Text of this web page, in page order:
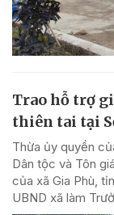
Trao hỗ trợ
thiên tai tại
Thừa ủy quyền
Dân tộc và Tôn
của xã Gia Phù,
UBND xã làm